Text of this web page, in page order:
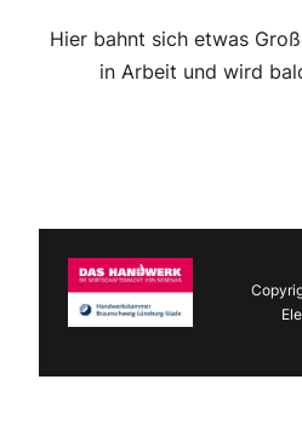
Hier bahnt sich etwas
in Arbeit und wird